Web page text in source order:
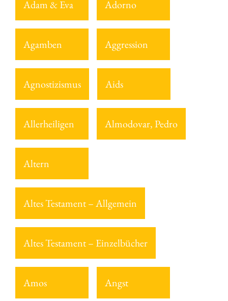
Adam & Eva Adorno
Agamben Aggression
Agnostizismus Aids
Allerheiligen Almodovar, Pedro
Altern
Altes Testament – Allgemein
Altes Testament – Einzelbücher
Amos Angst